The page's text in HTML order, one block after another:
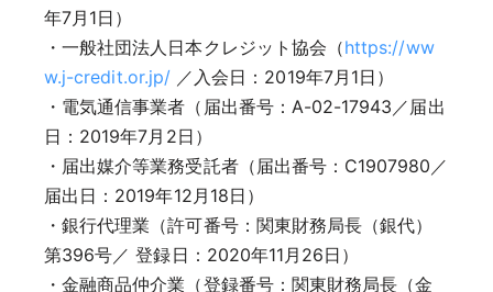
年7月1日）
・一般社団法人日本クレジット協会（https://ww
w.j-credit.or.jp/ ／入会日：2019年7月1日）
・電気通信事業者（届出番号：A-02-17943／届出
日：2019年7月2日）
・届出媒介等業務受託者（届出番号：C1907980／
届出日：2019年12月18日）
・銀行代理業（許可番号：関東財務局長（銀代）
第396号／ 登録日：2020年11月26日）
・金融商品仲介業（登録番号：関東財務局長（金